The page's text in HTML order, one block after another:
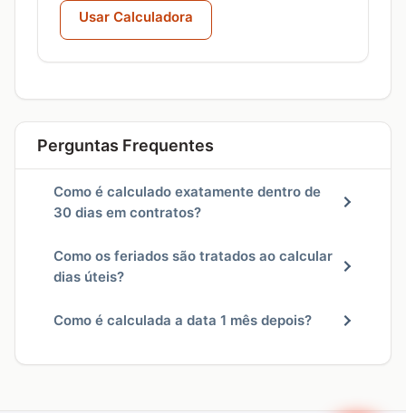
Usar Calculadora
Perguntas Frequentes
Como é calculado exatamente dentro de
30 dias em contratos?
Como os feriados são tratados ao calcular
dias úteis?
Como é calculada a data 1 mês depois?